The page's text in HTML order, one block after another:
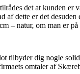
det at kunden er
af dette er det
– natur, om man er
tilbyder dig nogle
omtaler af